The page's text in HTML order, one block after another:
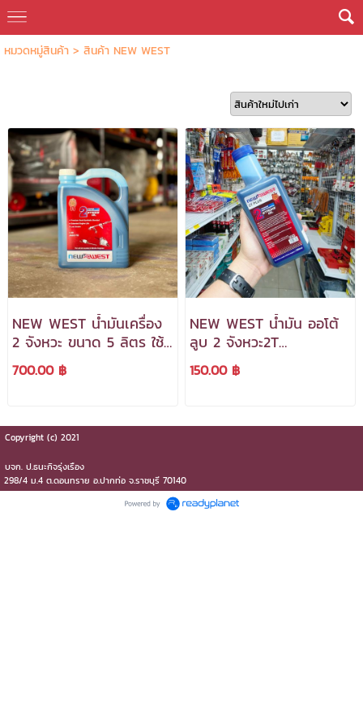
หมวดหมู่สินค้า> สินค้า NEW WEST
NEW WEST น้ำมันเครื่อง
2 จังหวะ ขนาด 5 ลิตร ใช้
กับเครื่องยนต์ 2 จังหวะ
ช่วยลดการสึกกร่อนของ
700.00 ฿
NEW WEST น้ำมัน ออโต้
ลูบ 2 จังหวะ2T
PLUS(0.5ลิตร) ***สามารถ
ออกใบกำกับภาษีได้***
150.00 ฿
Copyright (c) 2021
บจก.​ ป.ธนะกิจรุ่งเรือง
298/4 ม.4 ต.ดอนทราย​ อ.ปากท่อ​ จ.ราชบุรี​ 70140